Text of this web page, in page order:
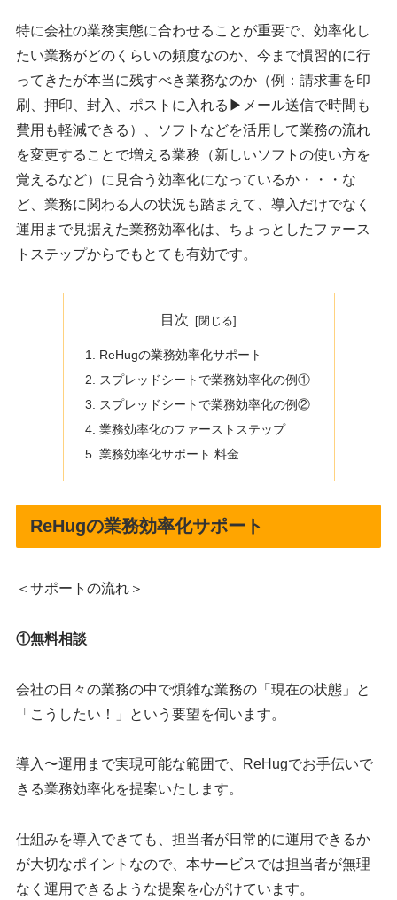
特に会社の業務実態に合わせることが重要で、効率化し
たい業務がどのくらいの頻度なのか、今まで慣習的に行
ってきたが本当に残すべき業務なのか（例：請求書を印
刷、押印、封入、ポストに入れる▶︎メール送信で時間も
費用も軽減できる）、ソフトなどを活用して業務の流れ
を変更することで増える業務（新しいソフトの使い方を
覚えるなど）に見合う効率化になっているか・・・な
ど、業務に関わる人の状況も踏まえて、導入だけでなく
運用まで見据えた業務効率化は、ちょっとしたファース
トステップからでもとても有効です。
目次
ReHugの業務効率化サポート
スプレッドシートで業務効率化の例①
スプレッドシートで業務効率化の例②
業務効率化のファーストステップ
業務効率化サポート 料金
ReHugの業務効率化サポート
＜サポートの流れ＞
①無料相談
会社の日々の業務の中で煩雑な業務の「現在の状態」と
「こうしたい！」という要望を伺います。
導入〜運用まで実現可能な範囲で、ReHugでお手伝いで
きる業務効率化を提案いたします。
仕組みを導入できても、担当者が日常的に運用できるか
が大切なポイントなので、本サービスでは担当者が無理
なく運用できるような提案を心がけています。